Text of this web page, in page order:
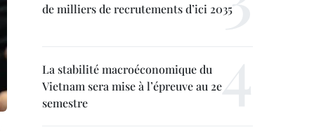
de milliers de recrutements d’ici 2035
La stabilité macroéconomique du
Vietnam sera mise à l’épreuve au 2e
semestre